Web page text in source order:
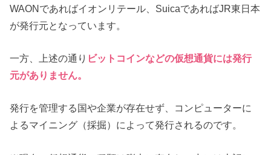
WAONであればイオンリテール、SuicaであればJR東日本
が発行元となっています。
一方、上述の通り ビットコインなどの仮想通貨には発行
元がありません。
発行を管理する国や企業が存在せず、コンピューターに
よるマイニング（採掘）によって発行されるのです。